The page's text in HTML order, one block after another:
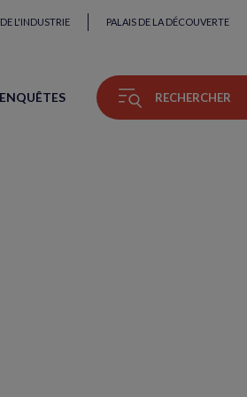
L'INDUSTRIE PALAIS DE LA DÉCOUVERTE
ENQUÊTES RECHERCHER